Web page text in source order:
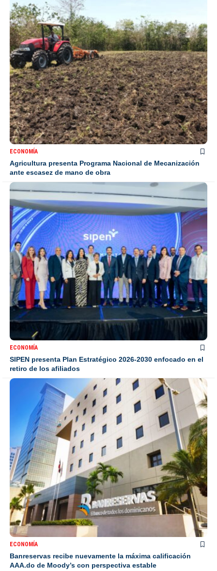
ECONOMÍA
Agricultura presenta Programa Nacional de Mecanización
ante escasez de mano de obra
ECONOMÍA
SIPEN presenta Plan Estratégico 2026-2030 enfocado en el
retiro de los afiliados
ECONOMÍA
Banreservas recibe nuevamente la máxima calificación
AAA.do de Moody’s con perspectiva estable